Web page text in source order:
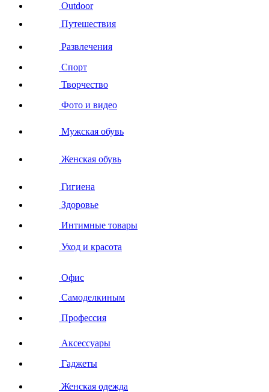
Outdoor
Путешествия
Развлечения
Спорт
Творчество
Фото и видео
Мужская обувь
Женская обувь
Гигиена
Здоровье
Интимные товары
Уход и красота
Офис
Самоделкиным
Профессия
Аксессуары
Гаджеты
Женская одежда